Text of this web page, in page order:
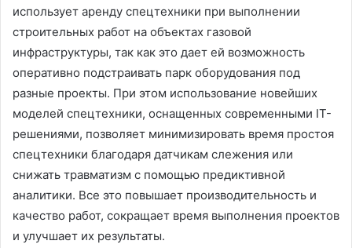
использует аренду спецтехники при выполнении
строительных работ на объектах газовой
инфраструктуры, так как это дает ей возможность
оперативно подстраивать парк оборудования под
разные проекты. При этом использование новейших
моделей спецтехники, оснащенных современными IT-
решениями, позволяет минимизировать время простоя
спецтехники благодаря датчикам слежения или
снижать травматизм с помощью предиктивной
аналитики. Все это повышает производительность и
качество работ, сокращает время выполнения проектов
и улучшает их результаты.